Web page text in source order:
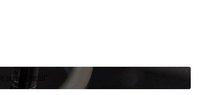
pro automobil